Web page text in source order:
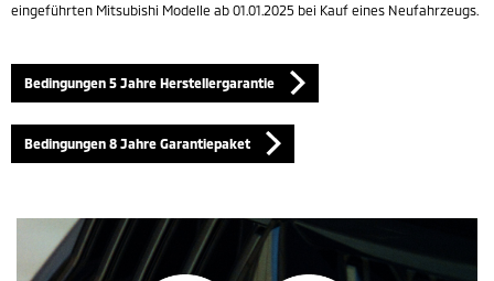
eingeführten Mitsubishi Modelle ab 01.01.2025 bei Kauf eines Neufahrzeugs.
Bedingungen 5 Jahre Herstellergarantie
Bedingungen 8 Jahre Garantiepaket